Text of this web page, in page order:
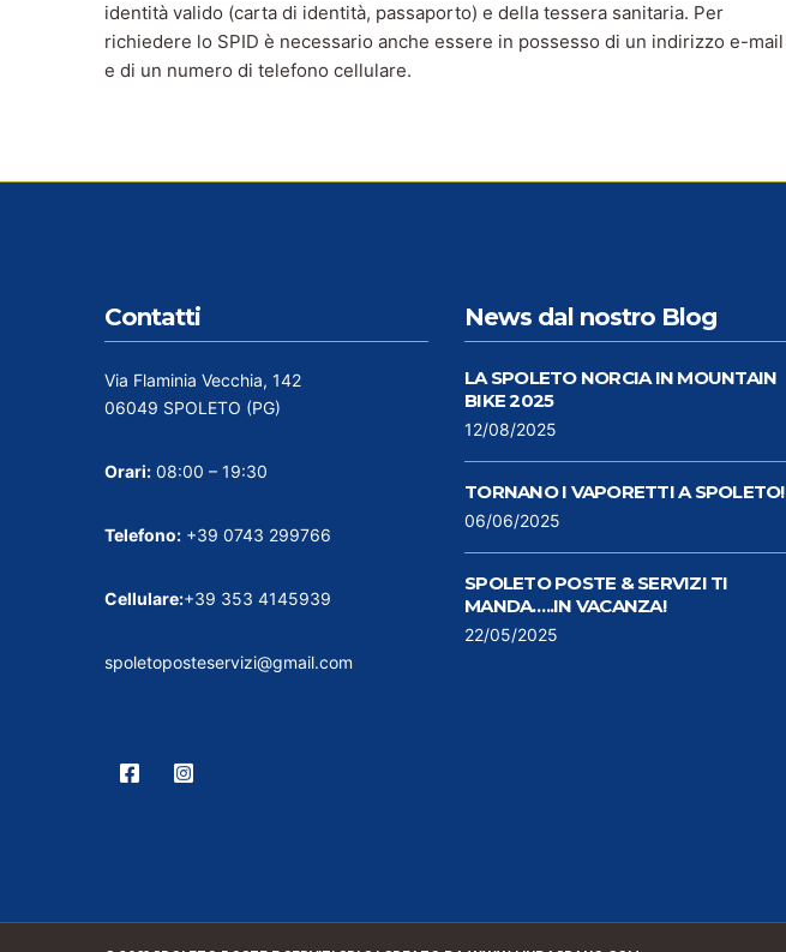
identità valido (carta di identità, passaporto) e della tessera sanitaria. Per
richiedere lo SPID è necessario anche essere in possesso di un indirizzo e-mail
e di un numero di telefono cellulare.
Contatti
Via Flaminia Vecchia, 142
06049 SPOLETO (PG)
Orari: 08:00 – 19:30
Telefono: +39 0743 299766
Cellulare:+39 353 4145939
spoletoposteservizi@gmail.com
News dal nostro Blog
LA SPOLETO NORCIA IN MOUNTAIN
BIKE 2025
12/08/2025
TORNANO I VAPORETTI A SPOLETO!
06/06/2025
SPOLETO POSTE & SERVIZI TI
MANDA…..IN VACANZA!
22/05/2025